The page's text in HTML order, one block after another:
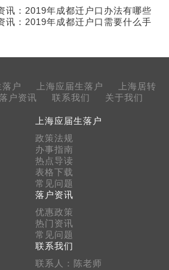
讯：2019年成都迁户口办法有哪些
讯：2019年成都迁户口需要什么手
落户 上海应届生落户
上海居转
户资讯 联系我们 关于我们
上海应届生落户
政策法规
办事指南
热点导读
表格下载
常见问题
落户资讯
优惠政策
热门资讯
常见问题
联系我们
联系人：陈老师